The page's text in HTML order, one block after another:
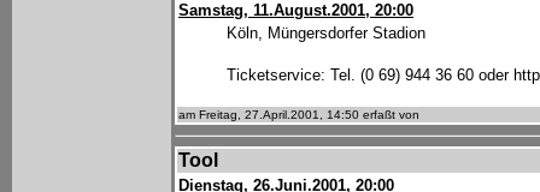
Samstag, 11.August.2001, 20:00
Köln, Müngersdorfer Stadion
Ticketservice: Tel. (0 69) 944 36 60 oder
am Freitag, 27.April.2001, 14:50 erfaßt von
Tool
Dienstag, 26.Juni.2001, 20:00